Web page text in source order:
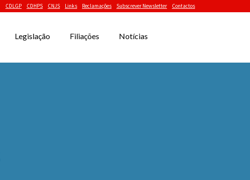
CDLGP CDHPS CNJS Links Reclamações Subscrever Newsletter Contactos
Legislação Filiações Notícias